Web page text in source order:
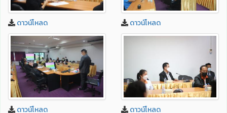
ดาวน์โหลด ดาวน์โหลด
ดาวน์โหลด ดาวน์โหลด